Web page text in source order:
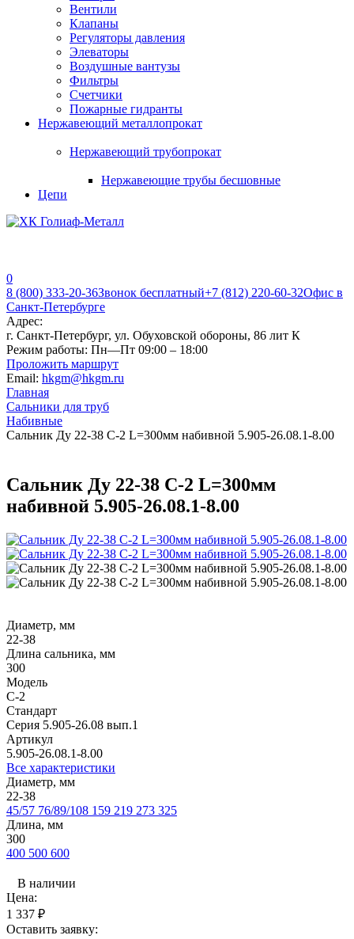
Вентили
Клапаны
Регуляторы давления
Элеваторы
Воздушные вантузы
Фильтры
Счетчики
Пожарные гидранты
Нержавеющий металлопрокат
Нержавеющий трубопрокат
Нержавеющие трубы бесшовные
Цепи
0
8 (800) 333-20-36Звонок бесплатный+7 (812) 220-60-32Офис в
Санкт-Петербурге
Адрес:
г. Санкт-Петербург, ул. Обуховской обороны, 86 лит К
Режим работы: Пн—Пт 09:00 – 18:00
Проложить маршрут
Email: hkgm@hkgm.ru
Главная
Сальники для труб
Набивные
Сальник Ду 22-38 С-2 L=300мм набивной 5.905-26.08.1-8.00
Сальник Ду 22-38 С-2 L=300мм
набивной 5.905-26.08.1-8.00
Диаметр, мм
22-38
Длина сальника, мм
300
Модель
С-2
Стандарт
Серия 5.905-26.08 вып.1
Артикул
5.905-26.08.1-8.00
Все характеристики
Диаметр, мм
22-38
45/57 76/89/108 159 219 273 325
Длина, мм
300
400 500 600
В наличии
Цена:
1 337 ₽
Оставить заявку: